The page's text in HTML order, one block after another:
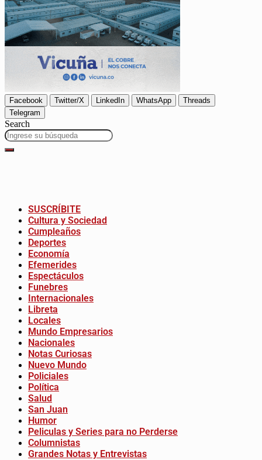
Facebook Twitter/X LinkedIn WhatsApp
Threads
Telegram
Search
SUSCRÍBITE
Cultura y Sociedad
Cumpleaños
Deportes
Economía
Efemerides
Espectáculos
Funebres
Internacionales
Libreta
Locales
Mundo Empresarios
Nacionales
Notas Curiosas
Nuevo Mundo
Policiales
Política
Salud
San Juan
Humor
Peliculas y Series para no Perderse
Columnistas
Grandes Notas y Entrevistas